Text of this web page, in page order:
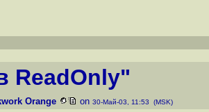
ReadOnly"
Orange on 30-Май-03, 11:53 (MSK)